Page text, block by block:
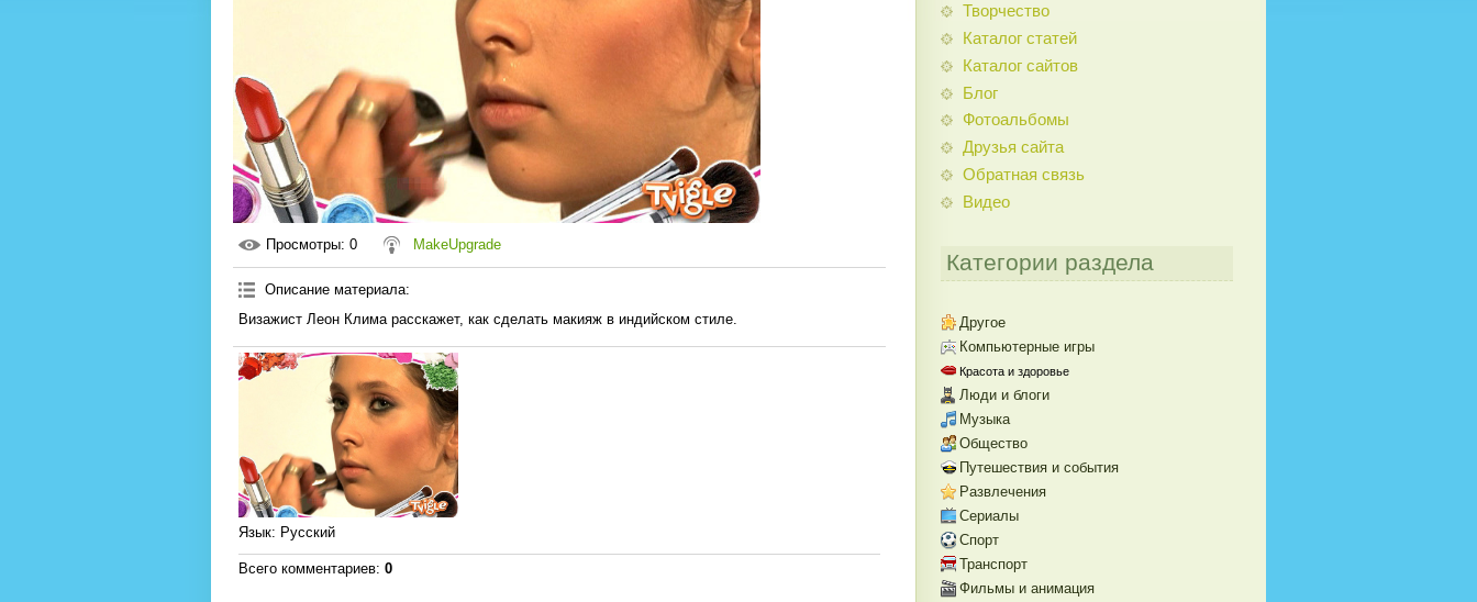
Просмотры: 0 MakeUpgrade
Описание материала:
Визажист Леон Клима расскажет, как сделать макияж в индийском стиле.
Язык: Русский
Всего комментариев: 0
Творчество
Каталог статей
Каталог сайтов
Блог
Фотоальбомы
Друзья сайта
Обратная связь
Видео
Категории раздела
Другое
Компьютерные игры
Красота и здоровье
Люди и блоги
Музыка
Общество
Путешествия и события
Развлечения
Сериалы
Спорт
Транспорт
Фильмы и анимация